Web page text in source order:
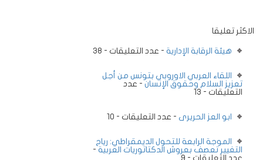
الاكثر تعليقا
هيئة الرقابة الإدارية - عدد التعليقات - 38
اللقاء العربي الاوروبي بتونس من أجل
تعزيز السلام وحقوق الإنسان - عدد
التعليقات - 13
ابو العز الحريرى - عدد التعليقات - 10
الموجة الرابعة للتحول الديمقراطي: رياح
التغيير تعصف بعروش الدكتاتوريات العربية -
عدد التعليقات - 9